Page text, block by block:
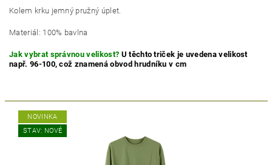
Kolem krku jemný pružný úplet.
Materiál: 100% bavlna
Jak vybrat správnou velikost? U těchto triček je uvedena velikost
např. 96-100, což znamená obvod hrudníku v cm
NOVINKA
STAV: NOVÉ